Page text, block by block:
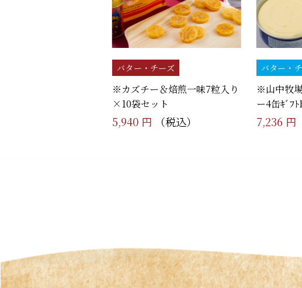
バター・チーズ
※カズチー＆焙煎一味7粒入り
×10袋セット
5,940 円 （税込）
バター・
※山中牧
ー4缶ｷﾞﾌﾄ
7,236 円